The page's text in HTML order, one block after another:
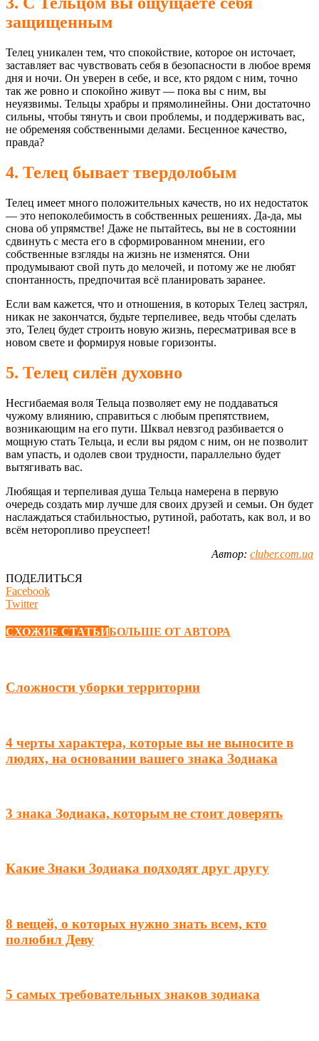
защищенным
Телец уникален тем, что спокойствие, которое он источает,
заставляет вас чувствовать себя в безопасности в любое время
дня и ночи. Он уверен в себе, и все, кто рядом с ним, точно
так же ровно и спокойно живут — пока вы с ним, вы
неуязвимы. Тельцы храбры и прямолинейны. Они достаточно
сильны, чтобы тянуть и свои проблемы, и поддерживать вас,
не обременяя собственными делами. Бесценное качество,
правда?
4. Телец бывает твердолобым
Телец имеет много положительных качеств, но их недостаток
— это непоколебимость в собственных решениях. Да-да, мы
снова об упрямстве! Даже не пытайтесь, вы не в состоянии
сдвинуть с места его в сформированном мнении, его
собственные взгляды на жизнь не изменятся. Они
продумывают свой путь до мелочей, и потому же не любят
спонтанность, предпочитая всё планировать заранее.
Если вам кажется, что и отношения, в которых Телец застрял,
никак не закончатся, будьте терпеливее, ведь чтобы сделать
это, Телец будет строить новую жизнь, пересматривая все в
новом свете и формируя новые горизонты.
5. Телец силён духовно
Несгибаемая воля Тельца позволяет ему не поддаваться
чужому влиянию, справиться с любым препятствием,
возникающим на его пути. Шквал невзгод разбивается о
мощную стать Тельца, и если вы рядом с ним, он не позволит
вам упасть, и одолев свои трудности, параллельно будет
вытягивать вас.
Любящая и терпеливая душа Тельца намерена в первую
очередь создать мир лучше для своих друзей и семьи. Он будет
наслаждаться стабильностью, рутиной, работать, как вол, и во
всём неторопливо преуспеет!
Автор: cluber.com.ua
ПОДЕЛИТЬСЯ
Facebook
Twitter
СХОЖИЕ СТАТЬИБОЛЬШЕ ОТ АВТОРА
Сложности уборки территории
4 черты характера, которые вы не выносите в
людях, на основании вашего знака Зодиака
3 знака Зодиака, которым не стоит доверять
Какие Знаки Зодиака подходят друг другу
8 вещей, о которых нужно знать всем, кто
полюбил Деву
5 самых требовательных знаков зодиака